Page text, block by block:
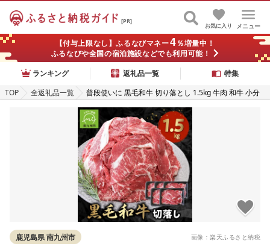
[PR]
メニュー
お気に入り
【付与上限なし】ふるなびマネー4％増量中！
ふるなびや全国の宿泊施設などでも利用可能！
ランキング
返礼品一覧
特集
TOP
全返礼品一覧
普段使いに 黒毛和牛 切り落とし 1.5kg 牛肉 和牛 小分
け 切落し 南九州[配送不可地域:離島]
画像：楽天ふるさと納税
鹿児島県 南九州市